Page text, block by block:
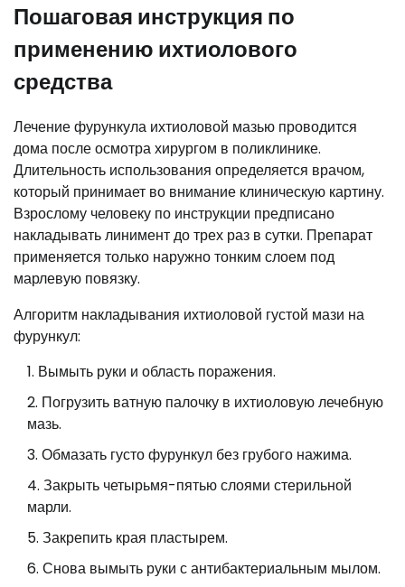
Пошаговая инструкция по
применению ихтиолового
средства
Лечение фурункула ихтиоловой мазью проводится
дома после осмотра хирургом в поликлинике.
Длительность использования определяется врачом,
который принимает во внимание клиническую картину.
Взрослому человеку по инструкции предписано
накладывать линимент до трех раз в сутки. Препарат
применяется только наружно тонким слоем под
марлевую повязку.
Алгоритм накладывания ихтиоловой густой мази на
фурункул:
Вымыть руки и область поражения.
Погрузить ватную палочку в ихтиоловую лечебную
мазь.
Обмазать густо фурункул без грубого нажима.
Закрыть четырьмя-пятью слоями стерильной
марли.
Закрепить края пластырем.
Снова вымыть руки с антибактериальным мылом.